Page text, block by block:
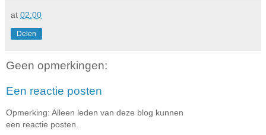
at 02:00
Delen
Geen opmerkingen:
Een reactie posten
Opmerking: Alleen leden van deze blog kunnen
een reactie posten.